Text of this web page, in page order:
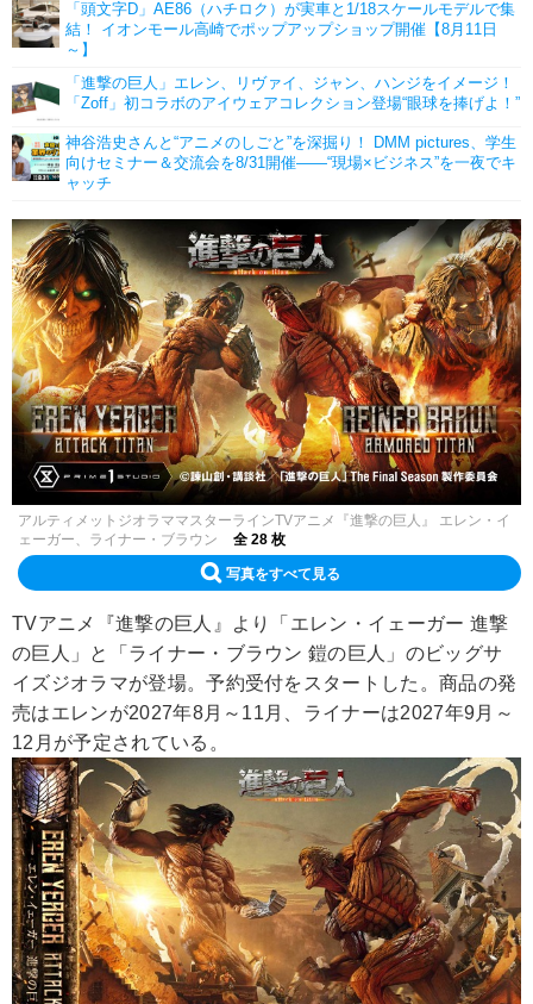
「頭文字D」AE86（ハチロク）が実車と1/18スケールモデルで集
結！ イオンモール高崎でポップアップショップ開催【8月11日
～】
「進撃の巨人」エレン、リヴァイ、ジャン、ハンジをイメージ！
「Zoff」初コラボのアイウェアコレクション登場“眼球を捧げよ！”
神谷浩史さんと“アニメのしごと”を深掘り！ DMM pictures、学生
向けセミナー＆交流会を8/31開催――“現場×ビジネス”を一夜でキ
ャッチ
アルティメットジオラママスターラインTVアニメ『進撃の巨人』 エレン・イ
ェーガー、ライナー・ブラウン
全 28 枚
写真をすべて見る
TVアニメ『進撃の巨人』より「エレン・イェーガー 進撃
の巨人」と「ライナー・ブラウン 鎧の巨人」のビッグサ
イズジオラマが登場。予約受付をスタートした。商品の発
売はエレンが2027年8月～11月、ライナーは2027年9月～
12月が予定されている。